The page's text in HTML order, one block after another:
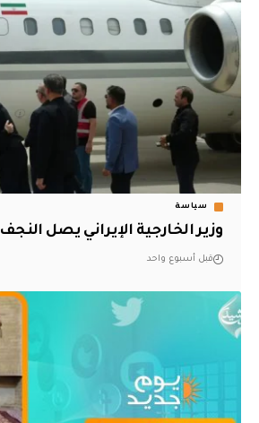
سياسة
وزير الخارجية الإيراني يصل النجف
قبل أسبوع واحد